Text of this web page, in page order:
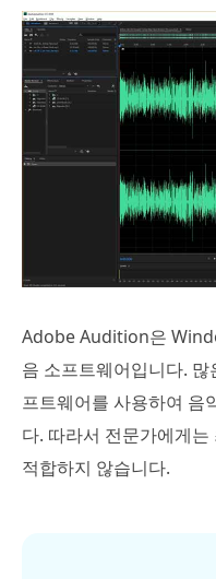
Adobe Audition은
음 소프트웨어입니다.
프트웨어를 사용하여 음
다. 따라서 전문가에게
적합하지 않습니다.